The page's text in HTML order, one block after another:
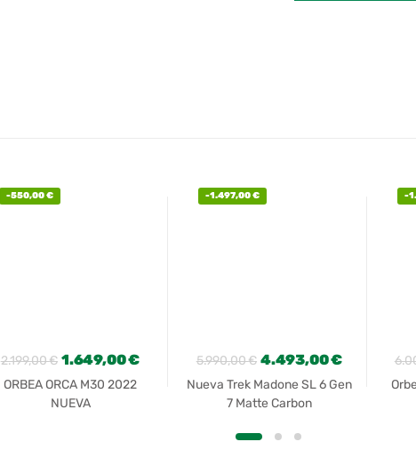
-550,00€
2.199,00€ 1.649,00€
ORBEA ORCA M30 2022
NUEVA
-1.497,00€
5.990,00€ 4.493,00€
Nueva Trek Madone SL 6 Gen
7 Matte Carbon
-